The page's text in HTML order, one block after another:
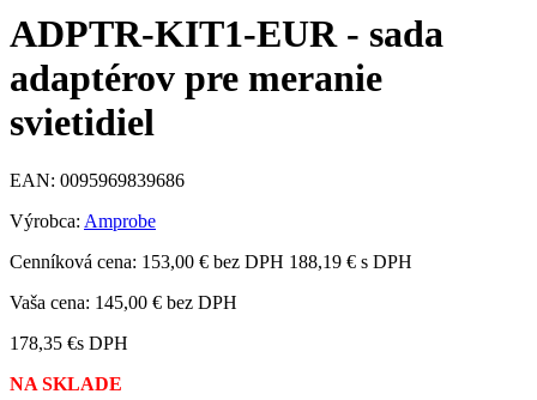
ADPTR-KIT1-EUR - sada
adaptérov pre meranie
svietidiel
EAN: 0095969839686
Výrobca: Amprobe
Cenníková cena: 153,00 € bez DPH 188,19 € s DPH
Vaša cena: 145,00 € bez DPH
178,35 €s DPH
NA SKLADE